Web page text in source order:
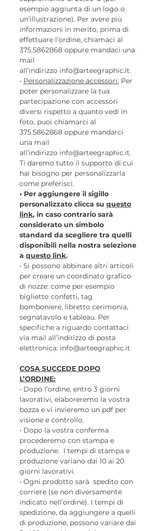
esempio aggiunta di un logo o
un’illustrazione). Per avere più
informazioni in merito, prima di
effettuare l’ordine, chiamaci al
375.5862868 oppure mandaci una
mail
all’indirizzo info@arteegraphic.it.
• Personalizzazione accessori: Per
poter personalizzare la tua
partecipazione con accessori
diversi rispetto a quanto vedi in
foto, puoi chiamarci al
375.5862868 oppure mandarci
una mail
all’indirizzo info@arteegraphic.it.
Ti daremo tutto il supporto di cui
hai bisogno per personalizzarla
come preferisci.
• Per aggiungere il sigillo
personalizzato clicca su questo
link, in caso contrario sarà
considerato un simbolo
standard da scegliere tra quelli
disponibili nella nostra selezione
a questo link.
• Si possono abbinare altri articoli
per creare un coordinato grafico
di nozze: come per esempio
biglietto confetti, tag
bomboniere, libretto cerimonia,
segnatavolo e tableau. Per
specifiche a riguardo contattaci
via mail all’indirizzo di posta
elettronica: info@arteegraphic.it
COSA SUCCEDE DOPO
L’ORDINE:
• Dopo l’ordine, entro 3 giorni
lavorativi, elaboreremo la vostra
bozza e vi invieremo un pdf per
visione e controllo.
• Dopo la vostra conferma
procederemo con stampa e
produzione. I tempi di stampa e
produzione variano dai 10 ai 20
giorni lavorativi.
• Ogni prodotto sarà spedito con
corriere (se non diversamente
indicato nell’ordine). I tempi di
spedizione, da aggiungere a quelli
di produzione, possono variare dai